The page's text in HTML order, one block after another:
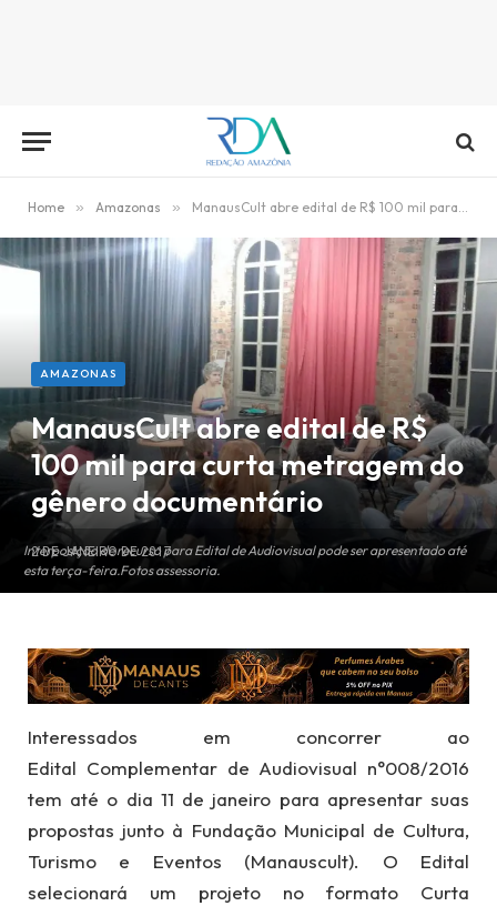
Home » Amazonas » ManausCult abre edital de R$ 100 mil para curta metragem do gênero documentário
Interposição de recurso para Edital de Audiovisual pode ser apresentado até
esta terça-feira.Fotos assessoria.
AMAZONAS
ManausCult abre edital de R$
100 mil para curta metragem do
gênero documentário
2 DE JANEIRO DE 2017
Interessados em concorrer ao
Edital Complementar de Audiovisual n°008/2016
tem até o dia 11 de janeiro para apresentar suas
propostas junto à Fundação Municipal de Cultura,
Turismo e Eventos (Manauscult). O Edital
selecionará um projeto no formato Curta